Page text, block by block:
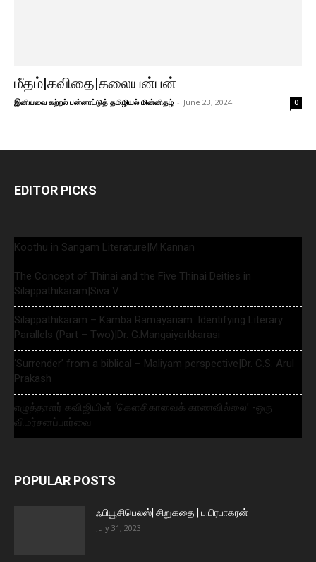
மீதம்|கவிதை|கலையன்பன்
இனியவை கற்றல் பன்னாட்டுத் தமிழியல் மின்னிதழ் - June 23, 2024 0
EDITOR PICKS
Koothu in Sangam Literature|M.Kannan
The Concept of Thinai and the Five Thinai Deities in
Silappathikaram|Siva V
Silappathikaram – Kamba Ramayanam: Identifying Literary
Parallels (Part – Two)|Dr. G.Mangaiyarkkarasi
‘Surrender’ from a biblical – Maliyam perspective|Dr. C.S. Arul
Prakash
எழுத்தாளர் கவிஜியின் ‘கௌசிகாவைக் காணவில்லை’ -ஒரு
விமர்சனப்பார்வை
POPULAR POSTS
ஃபியூசிபெலஸ்| சிறுகதை | ப.பிரபாகரன்
July 31, 2023